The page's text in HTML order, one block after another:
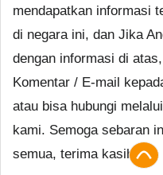
mendapatkan informasi
di negara ini, dan Jika
dengan informasi di
Komentar / E-mail
atau bisa hubungi
kami. Semoga sebaran
semua, terima kasih.